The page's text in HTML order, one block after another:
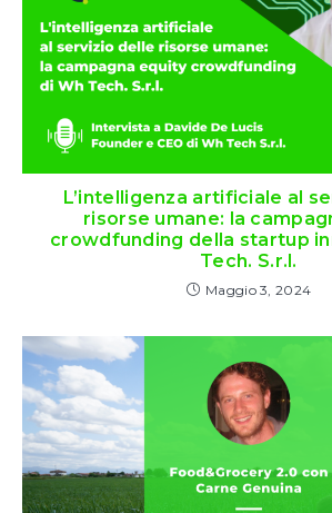
L’intelligenza artificiale al
risorse umane: la
crowdfunding della startup
Tech. S.r.l.
Maggio 3, 2024